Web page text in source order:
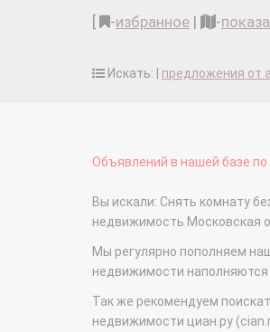
-избранное | -
Искать: | предложения от
Объявлений в нашей базе по
Вы искали: Снять комнату
недвижимость Московская
Мы регулярно пополняем
недвижимости наполняются
Так же рекомендуем
недвижимости циан.ру